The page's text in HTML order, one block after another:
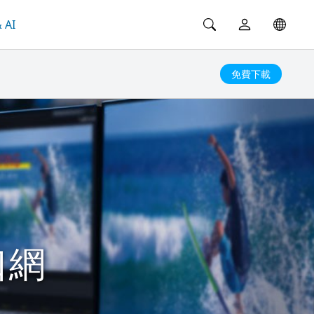
AI
免費下載